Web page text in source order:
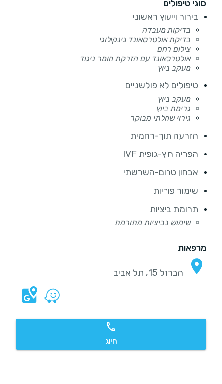
סוגי טיפולים
בירור וייעוץ ראשוני
בדיקות מעבדה
בדיקת אולטרסאונד גינקולוגי
צילום רחם
אולטרסאונד עם הזרקת חומר ניגוד
מעקב ביוץ
טיפולים לא פולשניים
מעקב ביוץ
גרימת ביוץ
גירוי שחלתי מבוקר
הזרעה תוך-רחמית
הפריה חוץ-גופית IVF
אבחון טרום-השרשתי
שימור פוריות
תרומת ביציות
שימוש בביציות מתורמת
מרפאות
הברזל 15, תל אביב
חיוג